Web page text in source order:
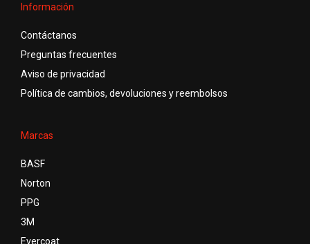
Información
Contáctanos
Preguntas frecuentes
Aviso de privacidad
Política de cambios, devoluciones y reembolsos
Marcas
BASF
Norton
PPG
3M
Evercoat